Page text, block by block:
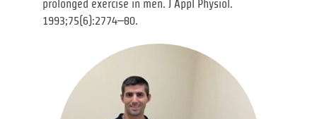
prolonged exercise in men. J Appl Physiol.
1993;75(6):2774–80.